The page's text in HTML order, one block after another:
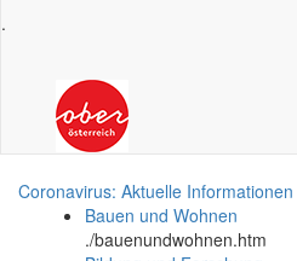
.
Coronavirus: Aktuelle Informationen
Bauen und Wohnen
./bauenundwohnen.htm